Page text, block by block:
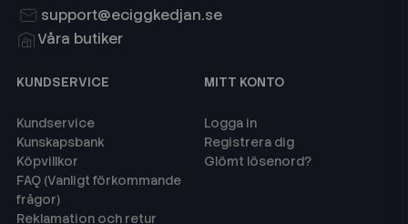
support@eciggkedjan.se
Våra butiker
KUNDSERVICE
Kundservice
Kunskapsbank
Köpvillkor
FAQ (Vanligt förkommande
frågor)
Reklamation och retur
MITT KONTO
Logga in
Registrera dig
Glömt lösenord?